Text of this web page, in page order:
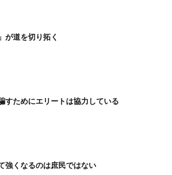
が道を切り拓く
すためにエリートは協力している
強くなるのは庶民ではない